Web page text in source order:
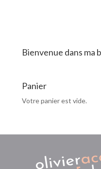
Bienvenue dans ma
Panier
Votre panier est vide.